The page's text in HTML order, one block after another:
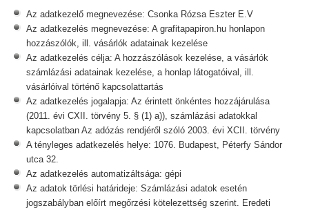
Az adatkezelő megnevezése: Csonka Rózsa Eszter E.V
Az adatkezelés megnevezése: A grafitapapiron.hu honlapon
hozzászólók, ill. vásárlók adatainak kezelése
Az adatkezelés célja: A hozzászólások kezelése, a vásárlók
számlázási adatainak kezelése, a honlap látogatóival, ill.
vásárlóival történő kapcsolattartás
Az adatkezelés jogalapja: Az érintett önkéntes hozzájárulása
(2011. évi CXII. törvény 5. § (1) a)), számlázási adatokkal
kapcsolatban Az adózás rendjéről szóló 2003. évi XCII. törvény
A tényleges adatkezelés helye: 1076. Budapest, Péterfy Sándor
utca 32.
Az adatkezelés automatizáltsága: gépi
Az adatok törlési határideje: Számlázási adatok esetén
jogszabályban előírt megőrzési kötelezettség szerint. Eredeti